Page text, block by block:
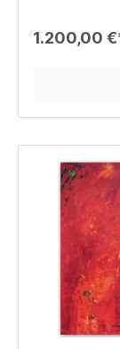
1.200,00